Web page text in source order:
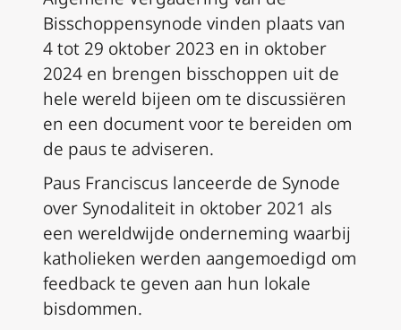
Bisschoppensynode vinden plaats van
4 tot 29 oktober 2023 en in oktober
2024 en brengen bisschoppen uit de
hele wereld bijeen om te discussiëren
en een document voor te bereiden om
de paus te adviseren.
Paus Franciscus lanceerde de Synode
over Synodaliteit in oktober 2021 als
een wereldwijde onderneming waarbij
katholieken werden aangemoedigd om
feedback te geven aan hun lokale
bisdommen.